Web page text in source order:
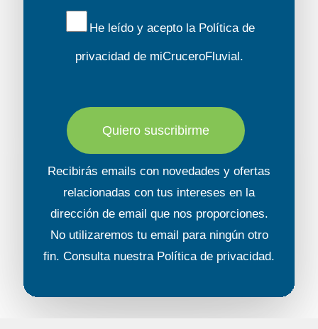
He leído y acepto la Política de
privacidadde miCruceroFluvial.
Quiero suscribirme
Recibirás emails con novedades y ofertas
relacionadas con tus intereses en la
dirección de email que nos proporciones.
No utilizaremos tu email para ningún otro
fin. Consulta nuestra Política de privacidad.